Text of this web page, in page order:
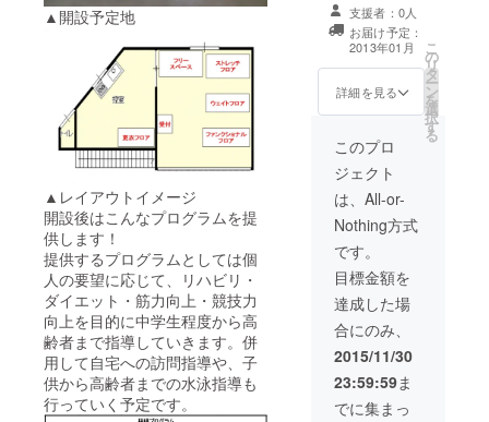
▲開設予定地
▲レイアウトイメージ
開設後はこんなプログラムを提
供します！
提供するプログラムとしては個
人の要望に応じて、リハビリ・
ダイエット・筋力向上・競技力
向上を目的に中学生程度から高
齢者まで指導していきます。併
用して自宅への訪問指導や、子
供から高齢者までの水泳指導も
行っていく予定です。
プンから3ヶ月以
内まで有効） ・
トレーニング＆
ストレッチ45分
無料券 ・魚沼産
コシヒカリ２０
升×2本セット
支援者：0人
お届け予定：
2013年01月
詳細を見る
こ
の
リ
タ
ー
ン
を
選
択
す
る
このプロ
ジェクト
は、All-or-
Nothing方式
です。
目標金額を
達成した場
合にのみ、
2015/11/30
23:59:59ま
でに集まっ